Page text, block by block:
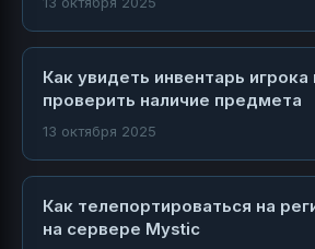
Как увидеть инвентарь игрока
проверить наличие предмета
13 октября 2025
Как телепортироваться на
на сервере Mystic